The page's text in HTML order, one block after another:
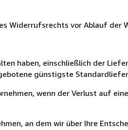
Widerrufsrechts vor Ablauf der
haben, einschließlich der
günstigste
wenn der Verlust auf
an dem wir über Ihre